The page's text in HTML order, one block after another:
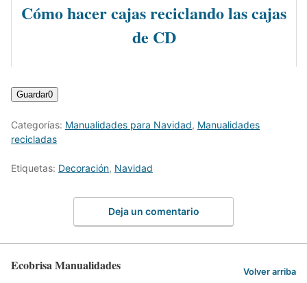
Cómo hacer cajas reciclando las cajas
de CD
Guardar0
Categorías: Manualidades para Navidad, Manualidades
recicladas
Etiquetas: Decoración, Navidad
Deja un comentario
Ecobrisa Manualidades Volver arriba